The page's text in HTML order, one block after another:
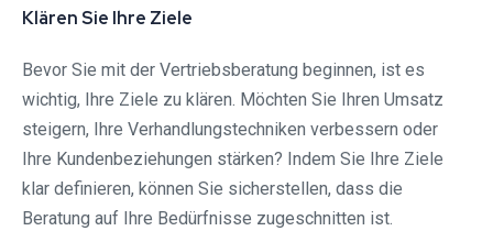
Klären Sie Ihre Ziele
Bevor Sie mit der Vertriebsberatung beginnen, ist es
wichtig, Ihre Ziele zu klären. Möchten Sie Ihren Umsatz
steigern, Ihre Verhandlungstechniken verbessern oder
Ihre Kundenbeziehungen stärken? Indem Sie Ihre Ziele
klar definieren, können Sie sicherstellen, dass die
Beratung auf Ihre Bedürfnisse zugeschnitten ist.